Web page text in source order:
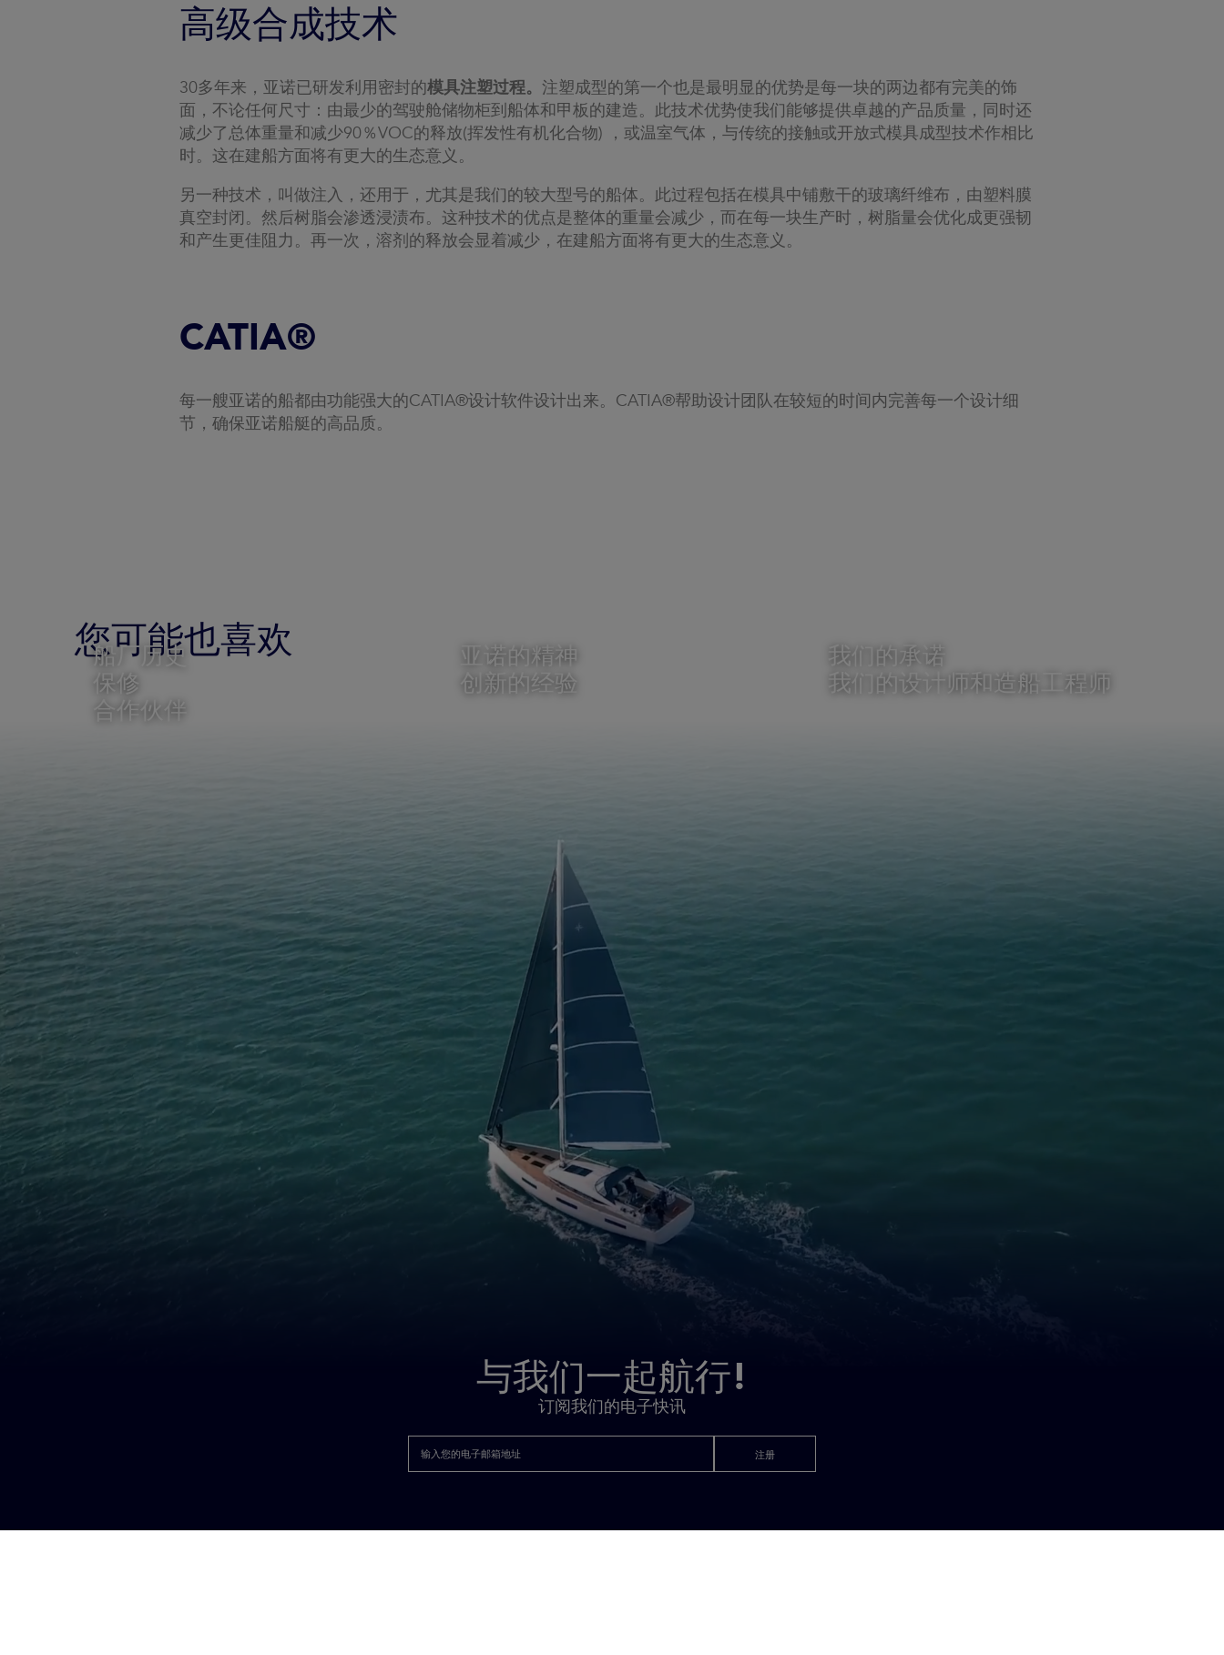
高级合成技术
30多年来，亚诺已研发利用密封的模具注塑过程。 注塑成型的第一个也是最明显的优势是每一块的两边都有完美的饰
面，不论任何尺寸：由最少的驾驶舱储物柜到船体和甲板的建造。此技术优势使我们能够提供卓越的产品质量，同时还
减少了总体重量和减少90％VOC的释放(挥发性有机化合物) ，或温室气体，与传统的接触或开放式模具成型技术作相比
时。这在建船方面将有更大的生态意义。
另一种技术，叫做注入，还用于，尤其是我们的较大型号的船体。此过程包括在模具中铺敷干的玻璃纤维布，由塑料膜
真空封闭。然后树脂会渗透浸渍布。这种技术的优点是整体的重量会减少，而在每一块生产时，树脂量会优化成更强韧
和产生更佳阻力。再一次，溶剂的释放会显着减少，在建船方面将有更大的生态意义。
CATIA®
每一艘亚诺的船都由功能强大的CATIA®设计软件设计出来。CATIA®帮助设计团队在较短的时间内完善每一个设计细
节，确保亚诺船艇的高品质。
您可能也喜欢
船厂历史 亚诺的精神
我们的承诺
保修
创新的经验
我们的设计师和造船工程师
合作伙伴
与我们一起航行!
订阅我们的电子快讯
注册